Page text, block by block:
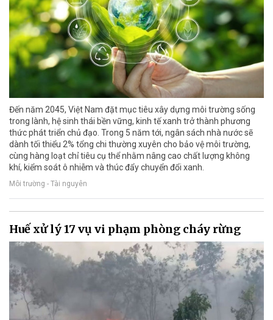
Đến năm 2045, Việt Nam đặt mục tiêu xây dựng môi trường sống
trong lành, hệ sinh thái bền vững, kinh tế xanh trở thành phương
thức phát triển chủ đạo. Trong 5 năm tới, ngân sách nhà nước sẽ
dành tối thiểu 2% tổng chi thường xuyên cho bảo vệ môi trường,
cùng hàng loạt chỉ tiêu cụ thể nhằm nâng cao chất lượng không
khí, kiểm soát ô nhiễm và thúc đẩy chuyển đổi xanh.
Môi trường - Tài nguyên
Huế xử lý 17 vụ vi phạm phòng cháy rừng